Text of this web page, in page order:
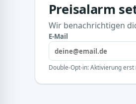
Preisalarm
Wir benachrichtigen
E-Mail
Double-Opt-in: Aktivierung